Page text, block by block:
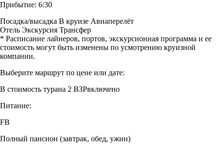
Прибытие: 6:30
Посадка/высадка В круизе Авиаперелёт
Отель Экскурсия Трансфер
* Расписание лайнеров, портов, экскурсионная программа и ее
стоимость могут быть изменены по усмотрению круизной
компании.
Выберите маршрут по цене или дате:
В стоимость турана 2 ВЗРвключено
Питание:
FB
Полный пансион (завтрак, обед, ужин)